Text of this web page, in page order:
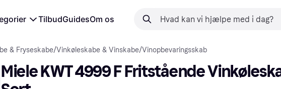
TilbudGuidesOm os
& Fryseskabe/Vinkøleskabe & Vinskabe/Vinopbevaringsskab
Miele KWT 4999 F Fritstående